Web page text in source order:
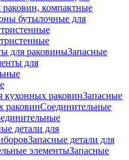
компактные
бутылочные для
для раковиныЗапасные
для
раковинЗапасные
раковинСоединительные
детали для
Запасные детали для
элементыЗапасные